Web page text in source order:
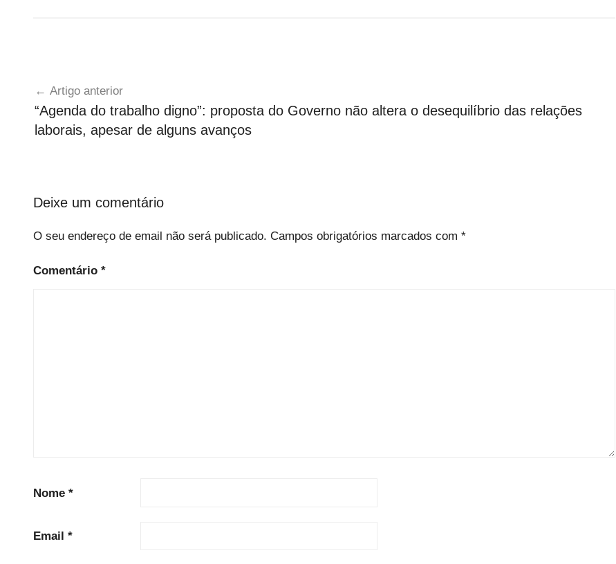
artigos
Artigo anterior
“Agenda do trabalho digno”: proposta do Governo não altera o desequilíbrio das relações
laborais, apesar de alguns avanços
Deixe um comentário
O seu endereço de email não será publicado. Campos obrigatórios marcados com *
Comentário *
Nome *
Email *